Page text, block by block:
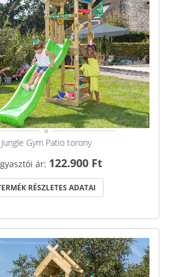
Jungle Gym Patio torony
ár: 122.900 Ft
RÉSZLETES ADATAI